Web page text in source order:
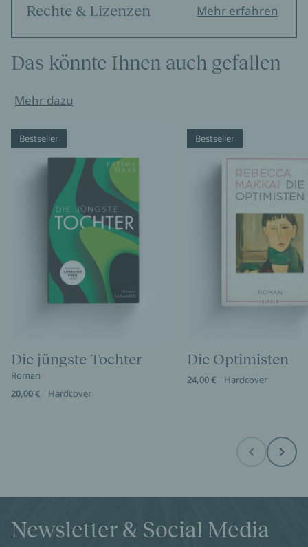
Rechte & Lizenzen Mehr erfahren
Das könnte Ihnen auch gefallen
Mehr dazu
Bestseller
Die jüngste Tochter
Roman
20,00 €
Hardcover
Bestseller
Die Optimisten
24,00 € Hardcover
Before Next
Newsletter & Social Media